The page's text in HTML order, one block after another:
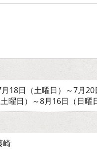
18日（土曜日）～7月20
曜日）～8月16日（日曜
崎